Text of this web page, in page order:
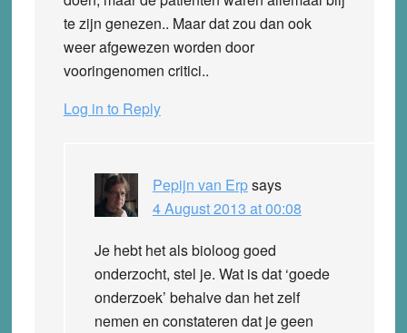
te zijn genezen.. Maar dat zou dan ook
weer afgewezen worden door
vooringenomen critici..
Log in to Reply
Pepijn van Erpsays
4 August 2013 at 00:08
Je hebt het als bioloog goed
onderzocht, stel je. Wat is dat ‘goede
onderzoek’ behalve dan het zelf
nemen en constateren dat je geen